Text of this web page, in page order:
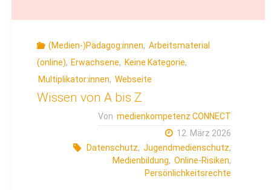
(Medien-)Pädagog:innen, Arbeitsmaterial
(online), Erwachsene, Keine Kategorie,
Multiplikator:innen, Webseite
Wissen von A bis Z
Von medienkompetenz CONNECT
12. März 2026
Datenschutz, Jugendmedienschutz,
Medienbildung, Online-Risiken,
Persönlichkeitsrechte